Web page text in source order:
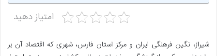
امتیاز دهید
شیراز، نگین فرهنگی ایران و مرکز استان فارس، شهری که اقتصاد آن بر